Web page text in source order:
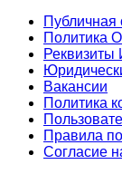
Публичная
Политика
Реквизиты
Вакансии
Политика
Правила
Согласие